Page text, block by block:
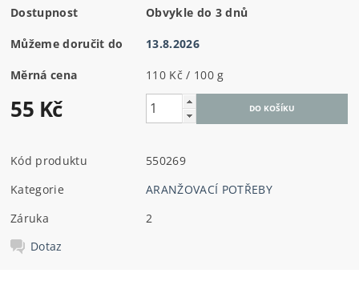
Dostupnost Obvykle do 3 dnů
Můžeme doručit do 13.8.2026
Měrná cena 110 Kč / 100 g
55 Kč
Kód produktu
550269
Kategorie
ARANŽOVACÍ POTŘEBY
Záruka
2
Dotaz